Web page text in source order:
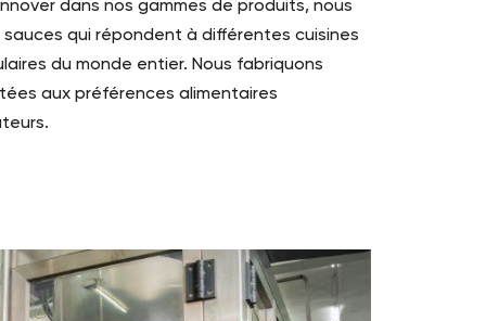
dans nos gammes de produits, nous
qui répondent à différentes cuisines
du monde entier. Nous fabriquons
aux préférences alimentaires